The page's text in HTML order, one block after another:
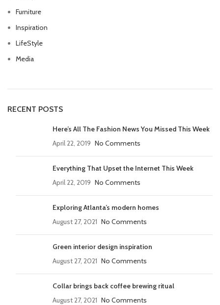
Furniture
Inspiration
LifeStyle
Media
RECENT POSTS
Here’s All The Fashion News You Missed This Week
April 22, 2019 No Comments
Everything That Upset the Internet This Week
April 22, 2019 No Comments
Exploring Atlanta’s modern homes
August 27, 2021 No Comments
Green interior design inspiration
August 27, 2021 No Comments
Collar brings back coffee brewing ritual
August 27, 2021 No Comments